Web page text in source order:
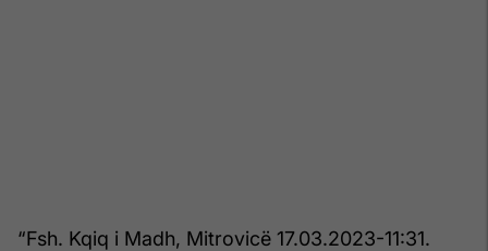
“Fsh. Kqiq i Madh, Mitrovicë 17.03.2023-11:31.